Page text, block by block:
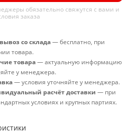
обязательно свяжутся с вами и
заказа
со склада— бесплатно, при
товара.
товара— актуальную информацию
у менеджера.
— условия уточняйте у менеджера.
расчёт доставки — при
условиях и крупных партиях.